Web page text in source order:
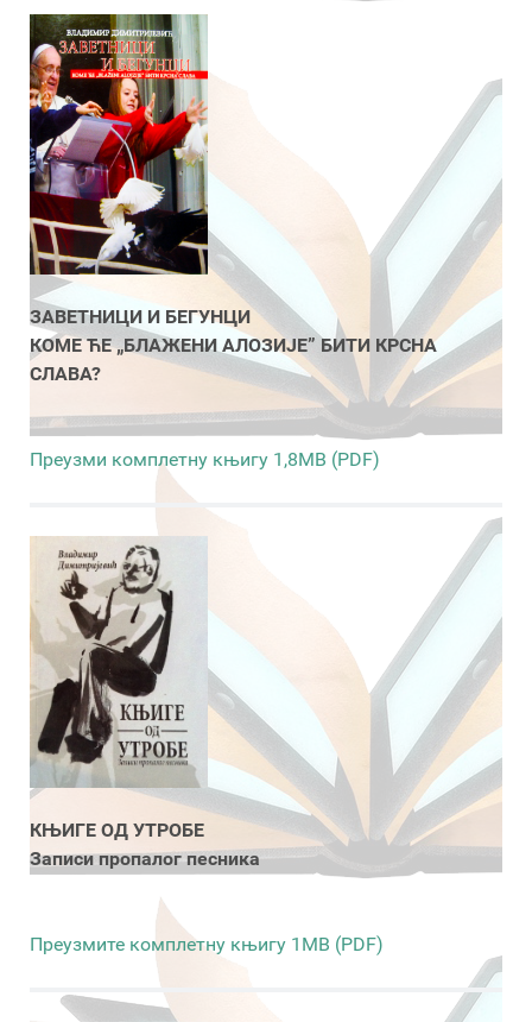
ЗАВЕТНИЦИ И БЕГУНЦИ
КОМЕ ЋЕ „БЛАЖЕНИ АЛОЗИЈЕ” БИТИ КРСНА
СЛАВА?
Преузми комплетну књигу 1,8MB (PDF)
КЊИГЕ ОД УТРОБЕ
Записи пропалог песника
Преузмите комплетну књигу 1MB (PDF)